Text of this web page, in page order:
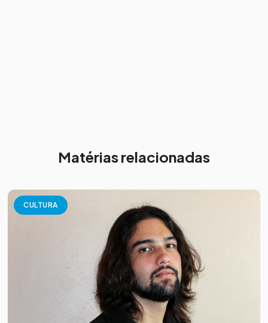
Matérias relacionadas
CULTURA